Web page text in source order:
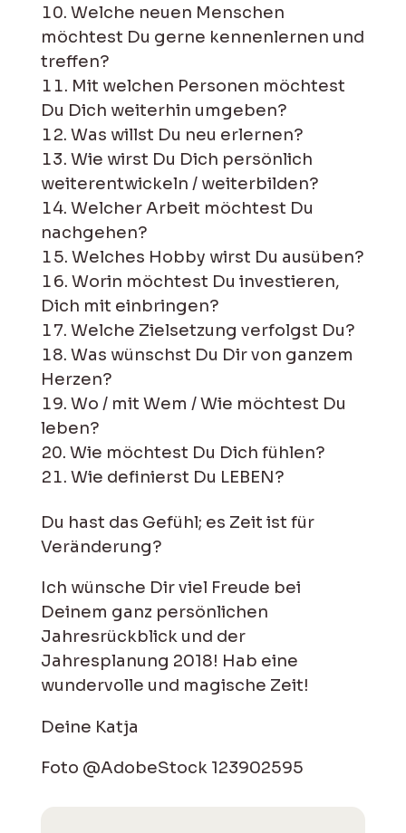
Welche neuen Menschen
möchtest Du gerne kennenlernen und
treffen?
Mit welchen Personen möchtest
Du Dich weiterhin umgeben?
Was willst Du neu erlernen?
Wie wirst Du Dich persönlich
weiterentwickeln / weiterbilden?
Welcher Arbeit möchtest Du
nachgehen?
Welches Hobby wirst Du ausüben?
Worin möchtest Du investieren,
Dich mit einbringen?
Welche Zielsetzung verfolgst Du?
Was wünschst Du Dir von ganzem
Herzen?
Wo / mit Wem / Wie möchtest Du
leben?
Wie möchtest Du Dich fühlen?
Wie definierst Du LEBEN?
Du hast das Gefühl; es Zeit ist für
Veränderung?
Ich wünsche Dir viel Freude bei
Deinem ganz persönlichen
Jahresrückblick und der
Jahresplanung 2018! Hab eine
wundervolle und magische Zeit!
Deine Katja
Foto @AdobeStock 123902595